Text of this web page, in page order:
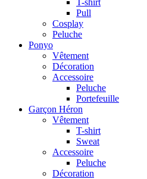
T-shirt
Pull
Cosplay
Peluche
Ponyo
Vêtement
Décoration
Accessoire
Peluche
Portefeuille
Garçon Héron
Vêtement
T-shirt
Sweat
Accessoire
Peluche
Décoration